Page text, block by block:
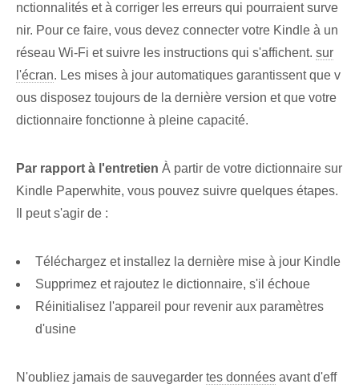
nctionnalités et‌ à corriger les erreurs qui pourraient surve
nir. Pour ce faire, vous devez connecter votre Kindle à un
réseau Wi-Fi et suivre les instructions qui s'affichent. sur
l'écran. ‌Les mises à jour automatiques garantissent que v
ous disposez toujours de la dernière version et que votre
dictionnaire fonctionne à pleine capacité.
Par rapport à l'entretien À partir de votre ⁤dictionnaire sur
‍Kindle Paperwhite⁣, vous pouvez suivre quelques étapes.
Il peut s'agir de :
Téléchargez et installez la dernière mise à jour Kindle
Supprimez et rajoutez le dictionnaire, s'il échoue
Réinitialisez ⁢l'appareil pour revenir aux paramètres
d'usine⁤
N'oubliez jamais de sauvegarder tes données avant d'eff